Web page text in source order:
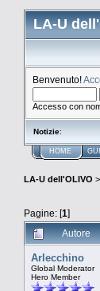
LA-U
Benvenuto!
Accesso con
Notizie:
HOME
LA-U dell'OLIVO >
Pagine: [1]
Autore
Arlecchino
Global Moderator
Hero Member